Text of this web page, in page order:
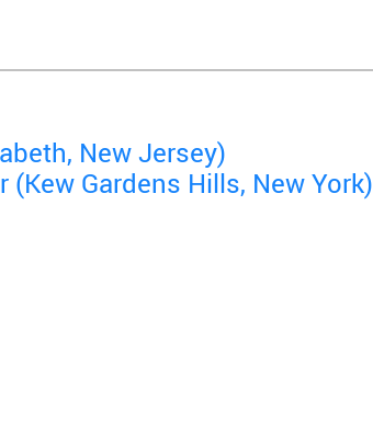
New Jersey)
Gardens Hills, New York)